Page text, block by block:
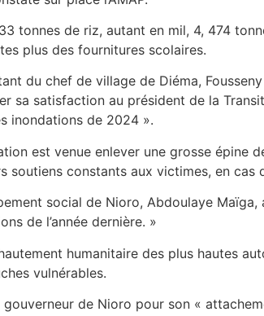
tonnes de riz, autant en mil, 4, 474
plus des fournitures scolaires.
du chef de village de Diéma,
sa satisfaction au président de la
inondations de 2024 ».
est venue enlever une grosse épine
soutiens constants aux victimes, en cas
social de Nioro, Abdoulaye
de l’année dernière. »
humanitaire des plus hautes
vulnérables.
de Nioro pour son «